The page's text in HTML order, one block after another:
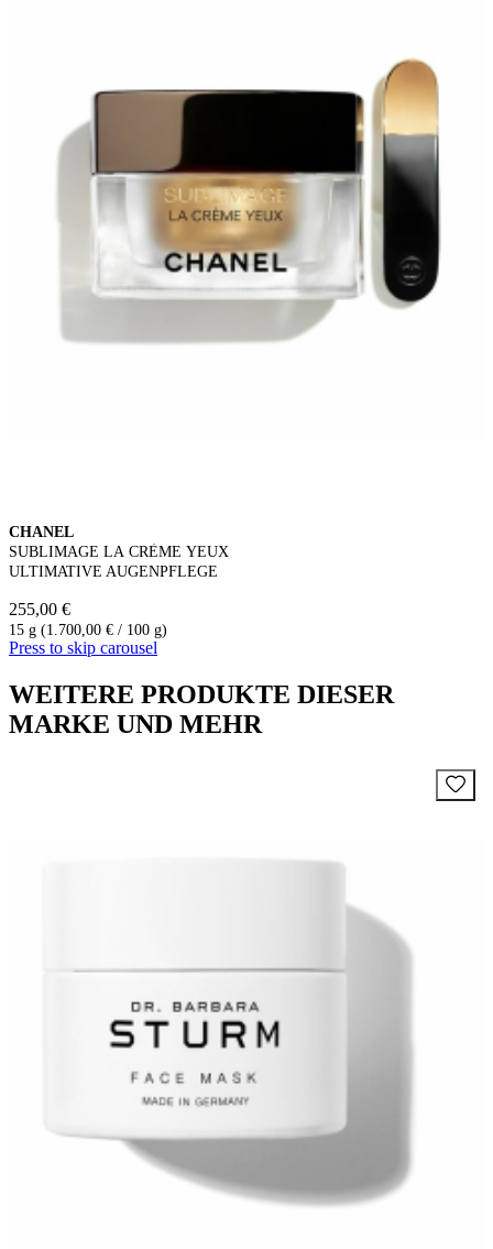
CHANEL
SUBLIMAGE LA CRÈME YEUX
ULTIMATIVE AUGENPFLEGE
255,00 €
15 g (1.700,00 € / 100 g)
Press to skip carousel
WEITERE PRODUKTE DIESER
MARKE UND MEHR